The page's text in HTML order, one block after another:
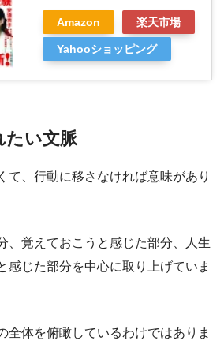
Amazon 楽天市場
Yahooショッピング
たい文脈
て、行動に移さなければ意味があり
、覚えておこうと感じた部分、人生
感じた部分を中心に取り上げていま
全体を俯瞰しているわけではありま